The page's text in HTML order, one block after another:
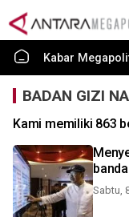
Kabar
BADAN GIZI
Kami memiliki 863
Sabtu,